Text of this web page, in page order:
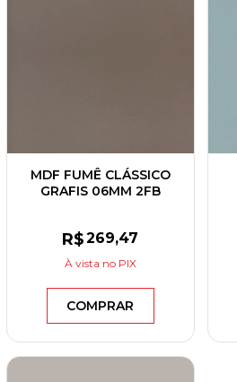
MDF FUMÊ CLÁSSICO
GRAFIS 06MM 2FB
R$269,47
À vista no PIX
COMPRAR